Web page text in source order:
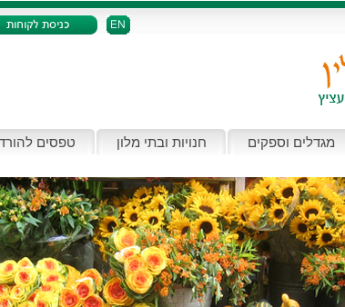
מגדלים וספקים חנויות ובתי מלון טפסים